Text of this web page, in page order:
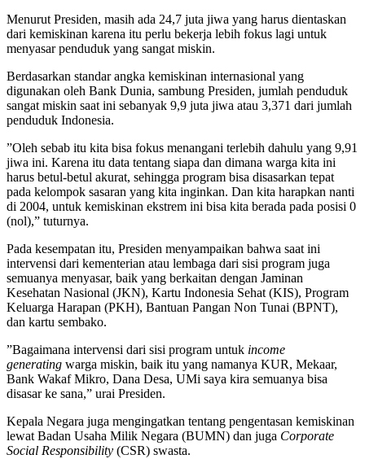
Menurut Presiden, masih ada 24,7 juta jiwa yang harus dientaskan
dari kemiskinan karena itu perlu bekerja lebih fokus lagi untuk
menyasar penduduk yang sangat miskin.
Berdasarkan standar angka kemiskinan internasional yang
digunakan oleh Bank Dunia, sambung Presiden, jumlah penduduk
sangat miskin saat ini sebanyak 9,9 juta jiwa atau 3,371 dari jumlah
penduduk Indonesia.
”Oleh sebab itu kita bisa fokus menangani terlebih dahulu yang 9,91
jiwa ini. Karena itu data tentang siapa dan dimana warga kita ini
harus betul-betul akurat, sehingga program bisa disasarkan tepat
pada kelompok sasaran yang kita inginkan. Dan kita harapkan nanti
di 2004, untuk kemiskinan ekstrem ini bisa kita berada pada posisi 0
(nol),” tuturnya.
Pada kesempatan itu, Presiden menyampaikan bahwa saat ini
intervensi dari kementerian atau lembaga dari sisi program juga
semuanya menyasar, baik yang berkaitan dengan Jaminan
Kesehatan Nasional (JKN), Kartu Indonesia Sehat (KIS), Program
Keluarga Harapan (PKH), Bantuan Pangan Non Tunai (BPNT),
dan kartu sembako.
”Bagaimana intervensi dari sisi program untuk income
generating warga miskin, baik itu yang namanya KUR, Mekaar,
Bank Wakaf Mikro, Dana Desa, UMi saya kira semuanya bisa
disasar ke sana,” urai Presiden.
Kepala Negara juga mengingatkan tentang pengentasan kemiskinan
lewat Badan Usaha Milik Negara (BUMN) dan juga Corporate
Social Responsibility (CSR) swasta.